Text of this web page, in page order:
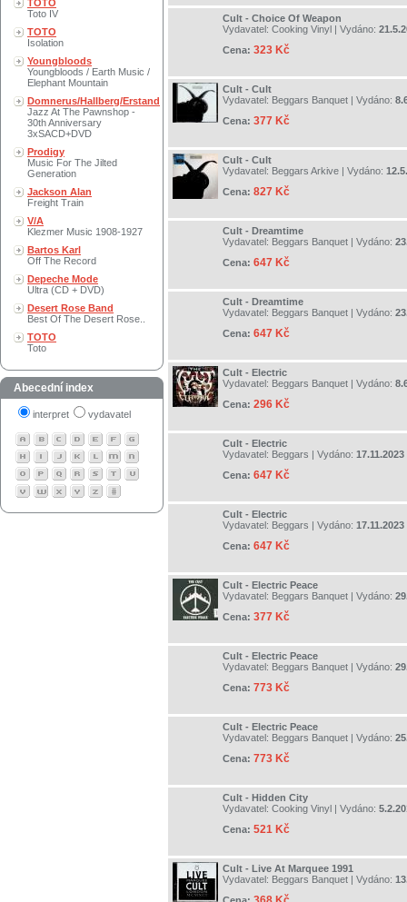
TOTO
Toto IV
TOTO
Isolation
Youngbloods
Youngbloods / Earth Music /
Elephant Mountain
Domnerus/Hallberg/Erstand
Jazz At The Pawnshop -
30th Anniversary
3xSACD+DVD
Prodigy
Music For The Jilted
Generation
Jackson Alan
Freight Train
V/A
Klezmer Music 1908-1927
Bartos Karl
Off The Record
Depeche Mode
Ultra (CD + DVD)
Desert Rose Band
Best Of The Desert Rose..
TOTO
Toto
Abecední index
interpret vydavatel
Cult - Choice Of Weapon
Vydavatel: Cooking Vinyl | Vydáno:
Cena: 323 Kč
Cult - Cult
Vydavatel: Beggars Banquet | Vydáno:
Cena: 377 Kč
Cult - Cult
Vydavatel: Beggars Arkive | Vydáno:
Cena: 827 Kč
Cult - Dreamtime
Vydavatel: Beggars Banquet | Vydáno:
Cena: 647 Kč
Cult - Dreamtime
Vydavatel: Beggars Banquet | Vydáno:
Cena: 647 Kč
Cult - Electric
Vydavatel: Beggars Banquet | Vydáno:
Cena: 296 Kč
Cult - Electric
Vydavatel: Beggars | Vydáno: 17.11.2023
Cena: 647 Kč
Cult - Electric
Vydavatel: Beggars | Vydáno: 17.11.2023
Cena: 647 Kč
Cult - Electric Peace
Vydavatel: Beggars Banquet | Vydáno:
Cena: 377 Kč
Cult - Electric Peace
Vydavatel: Beggars Banquet | Vydáno:
Cena: 773 Kč
Cult - Electric Peace
Vydavatel: Beggars Banquet | Vydáno:
Cena: 773 Kč
Cult - Hidden City
Vydavatel: Cooking Vinyl | Vydáno:
Cena: 521 Kč
Cult - Live At Marquee 1991
Vydavatel: Beggars Banquet | Vydáno: